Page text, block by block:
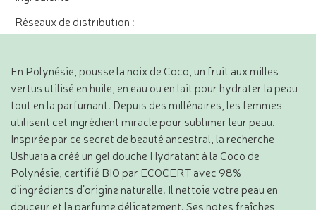
Réseaux de distribution :
En Polynésie, pousse la noix de Coco, un fruit aux milles
vertus utilisé en huile, en eau ou en lait pour hydrater la peau
tout en la parfumant. Depuis des millénaires, les femmes
utilisent cet ingrédient miracle pour sublimer leur peau.
Inspirée par ce secret de beauté ancestral, la recherche
Ushuaïa a créé un gel douche Hydratant à la Coco de
Polynésie, certifié BIO par ECOCERT avec 98%
d’ingrédients d’origine naturelle. Il nettoie votre peau en
douceur et la parfume délicatement. Ses notes fraîches,